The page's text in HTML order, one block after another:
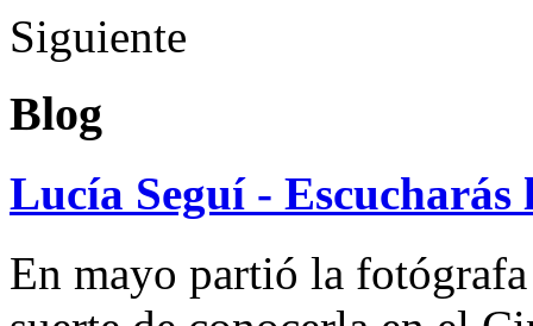
Siguiente
Blog
Lucía Seguí - Escucharás
En mayo partió la